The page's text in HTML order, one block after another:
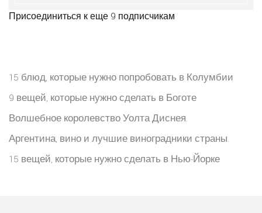
Присоединиться к еще 9 подписчикам
15 блюд, которые нужно попробовать в Колумбии
9 вещей, которые нужно сделать в Боготе
Волшебное королевство Уолта Диснея.
Аргентина, вино и лучшие виноградники страны.
15 вещей, которые нужно сделать в Нью-Йорке